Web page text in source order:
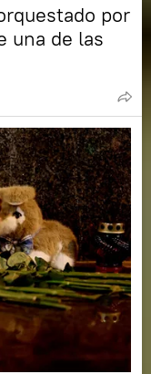
por
una de las